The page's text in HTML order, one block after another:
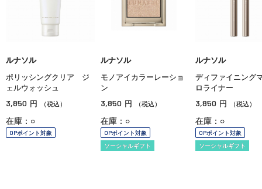
ルナソル
ポリッシングクリア ジ
ェルウォッシュ
3,850 円 （税込）
在庫：○
OPポイント対象
ルナソル
モノアイカラーレーショ
ン
3,850 円 （税込）
在庫：○
OPポイント対象
ソーシャルギフト
ルナソル
ディファイニング
ロライナー
3,850 円 （税込）
在庫：○
OPポイント対象
ソーシャルギフト